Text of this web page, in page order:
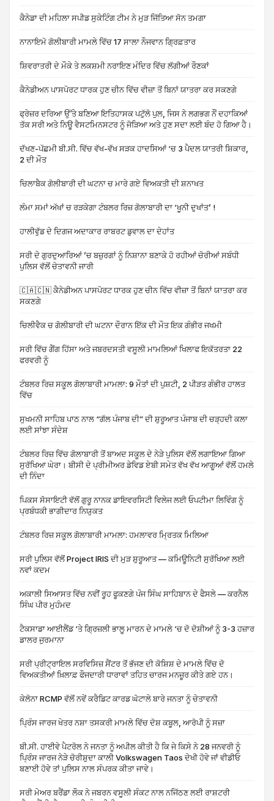
ਕੈਨੇਡਾ ਦੀ ਮਹਿਲਾ ਸਪੀਡ ਸੁਕੇਟਿੰਗ ਟੀਮ ਨੇ ਮੁੜ ਜਿੱਤਿਆ ਸੋਨ ਤਮਗਾ
ਨਾਨਾਇਮੋ ਗੋਲੀਬਾਰੀ ਮਾਮਲੇ ਵਿੱਚ 17 ਸਾਲਾ ਨੌਜਵਾਨ ਗ੍ਰਿਫ਼ਤਾਰ
ਸ਼ਿਵਰਾਤਰੀ ਦੇ ਮੌਕੇ ਤੇ ਲਕਸ਼ਮੀ ਨਰਾਇਣ ਮੰਦਿਰ ਵਿੱਚ ਲੱਗੀਆਂ ਰੌਣਕਾਂ
ਕੈਨੇਡੀਅਨ ਪਾਸਪੋਰਟ ਧਾਰਕ ਹੁਣ ਚੀਨ ਵਿੱਚ ਵੀਜ਼ਾ ਤੋਂ ਬਿਨਾਂ ਯਾਤਰਾ ਕਰ ਸਕਣਗੇ
ਫ੍ਰੇਜ਼ਰ ਦਰਿਆ ਉੱਤੇ ਬਣਿਆ ਇਤਿਹਾਸਕ ਪਟੁੱਲੋ ਪੁਲ, ਜਿਸ ਨੇ ਲਗਭਗ ਨੌਂ ਦਹਾਕਿਆਂ
ਤੱਕ ਸਰੀ ਅਤੇ ਨਿਊ ਵੈਸਟਮਿਨਸਟਰ ਨੂੰ ਜੋੜਿਆ ਅਤੇ ਹੁਣ ਸਦਾ ਲਈ ਬੰਦ ਹੋ ਗਿਆ ਹੈ।
ਦੱਖਣ-ਪੱਛਮੀ ਬੀ.ਸੀ. ਵਿੱਚ ਵੱਖ-ਵੱਖ ਸੜਕ ਹਾਦਸਿਆਂ ‘ਚ 3 ਪੈਦਲ ਯਾਤਰੀ ਸ਼ਿਕਾਰ,
2 ਦੀ ਮੌਤ
ਚਿਲਾਬੈਕ ਗੋਲੀਬਾਰੀ ਦੀ ਘਟਨਾ ਚ ਮਾਰੇ ਗਏ ਵਿਅਕਤੀ ਦੀ ਸ਼ਨਾਖਤ
ਲੰਮਾ ਸਮਾਂ ਅੱਖਾਂ ਚ ਰੜਕੇਗਾ ਟੰਬਲਰ ਰਿਜ਼ ਗੋਲਾਬਾਰੀ ਦਾ ‘ਖੂਨੀ ਦੁਖਾਂਤ’ !
ਹਾਲੀਵੁੱਡ ਦੇ ਦਿਗਜ ਅਦਾਕਾਰ ਰਾਬਰਟ ਡੁਵਾਲ ਦਾ ਦੇਹਾਂਤ
ਸਰੀ ਦੇ ਗੁਰਦੁਆਰਿਆਂ ’ਚ ਬਜ਼ੁਰਗਾਂ ਨੂੰ ਨਿਸ਼ਾਨਾ ਬਣਾਕੇ ਹੋ ਰਹੀਆਂ ਚੋਰੀਆਂ ਸਬੰਧੀ
ਪੁਲਿਸ ਵੱਲੋਂ ਚੇਤਾਵਨੀ ਜਾਰੀ
🇨🇦🇨🇳 ਕੈਨੇਡੀਅਨ ਪਾਸਪੋਰਟ ਧਾਰਕ ਹੁਣ ਚੀਨ ਵਿੱਚ ਵੀਜ਼ਾ ਤੋਂ ਬਿਨਾਂ ਯਾਤਰਾ ਕਰ
ਸਕਣਗੇ
ਚਿਲੀਵੈਕ ਚ ਗੋਲੀਬਾਰੀ ਦੀ ਘਟਨਾ ਦੌਰਾਨ ਇੱਕ ਦੀ ਮੌਤ ਇਕ ਗੰਭੀਰ ਜਖਮੀ
ਸਰੀ ਵਿੱਚ ਗੈਂਗ ਹਿੱਸਾ ਅਤੇ ਜਬਰਦਸਤੀ ਵਸੂਲੀ ਮਾਮਲਿਆਂ ਖਿਲਾਫ ਇਕੱਤਰਤਾ 22
ਫਰਵਰੀ ਨੂੰ
ਟੰਬਲਰ ਰਿਜ਼ ਸਕੂਲ ਗੋਲਾਬਾਰੀ ਮਾਮਲਾ: 9 ਮੌਤਾਂ ਦੀ ਪੁਸ਼ਟੀ, 2 ਪੀੜਤ ਗੰਭੀਰ ਹਾਲਤ
ਵਿੱਚ
ਸੁਖਮਨੀ ਸਾਹਿਬ ਪਾਠ ਨਾਲ “ਗੱਲ ਪੰਜਾਬ ਦੀ” ਦੀ ਸ਼ੁਰੂਆਤ ਪੰਜਾਬ ਦੀ ਚੜ੍ਹਦੀ ਕਲਾ
ਲਈ ਸਾਂਝਾ ਸੰਦੇਸ਼
ਟੰਬਲਰ ਰਿਜ਼ ਵਿੱਚ ਗੋਲਾਬਾਰੀ ਤੋਂ ਬਾਅਦ ਸਕੂਲ ਦੇ ਨੇੜੇ ਪੁਲਿਸ ਵੱਲੋਂ ਲਗਾਇਆ ਗਿਆ
ਸੁਰੱਖਿਆ ਘੇਰਾ। ਬੀਸੀ ਦੇ ਪ੍ਰੀਮੀਅਰ ਡੇਵਿਡ ਏਬੀ ਸਮੇਤ ਵੱਖ ਵੱਖ ਆਗੂਆਂ ਵੱਲੋਂ ਹਮਲੇ
ਦੀ ਨਿੰਦਾ
ਪਿਕਸ ਸੋਸਾਇਟੀ ਵੱਲੋਂ ਗੁਰੂ ਨਾਨਕ ਡਾਇਵਰਸਿਟੀ ਵਿਲੇਜ ਲਈ ਓਪਟੀਮਾ ਲਿਵਿੰਗ ਨੂੰ
ਪ੍ਰਬੰਧਕੀ ਭਾਗੀਦਾਰ ਨਿਯੁਕਤ
ਟੰਬਲਰ ਰਿਜ਼ ਸਕੂਲ ਗੋਲਾਬਾਰੀ ਮਾਮਲਾ: ਹਮਲਾਵਰ ਮ੍ਰਿਤਕ ਮਿਲਿਆ
ਸਰੀ ਪੁਲਿਸ ਵੱਲੋਂ Project IRIS ਦੀ ਮੁੜ ਸ਼ੁਰੂਆਤ — ਕਮਿਊਨਿਟੀ ਸੁਰੱਖਿਆ ਲਈ
ਨਵਾਂ ਕਦਮ
ਅਕਾਲੀ ਸਿਆਸਤ ਵਿੱਚ ਨਵੀਂ ਰੂਹ ਫੂਕਣਗੇ ਪੰਜ ਸਿੰਘ ਸਾਹਿਬਾਨ ਦੇ ਫੈਸਲੇ — ਕਰਨੈਲ
ਸਿੰਘ ਪੀਰ ਮੁਹੰਮਦ
ਟੈਕਸਾਡਾ ਆਈਲੈਂਡ ‘ਤੇ ਗ੍ਰਿਜ਼ਲੀ ਭਾਲੂ ਮਾਰਨ ਦੇ ਮਾਮਲੇ ‘ਚ ਦੋ ਦੋਸ਼ੀਆਂ ਨੂੰ 3-3 ਹਜ਼ਾਰ
ਡਾਲਰ ਜੁਰਮਾਨਾ
ਸਰੀ ਪ੍ਰੀਟ੍ਰਾਇਲ ਸਰਵਿਸਿਜ਼ ਸੈਂਟਰ ਤੋਂ ਭੱਜਣ ਦੀ ਕੋਸ਼ਿਸ਼ ਦੇ ਮਾਮਲੇ ਵਿੱਚ ਦੋ
ਵਿਅਕਤੀਆਂ ਖ਼ਿਲਾਫ਼ ਫੌਜਦਾਰੀ ਧਾਰਾਵਾਂ ਤਹਿਤ ਚਾਰਜ ਮਨਜ਼ੂਰ ਕੀਤੇ ਗਏ ਹਨ।
ਕੇਲੋਨਾ RCMP ਵੱਲੋਂ ਨਵੇਂ ਕਰੈਡਿਟ ਕਾਰਡ ਘੋਟਾਲੇ ਬਾਰੇ ਜਨਤਾ ਨੂੰ ਚੇਤਾਵਨੀ
ਪ੍ਰਿੰਸ ਜਾਰਜ ਖੇਤਰ ਨਸ਼ਾ ਤਸਕਰੀ ਮਾਮਲੇ ਵਿੱਚ ਦੋਸ਼ ਕਬੂਲ, ਆਰੋਪੀ ਨੂੰ ਸਜ਼ਾ
ਬੀ.ਸੀ. ਹਾਈਵੇ ਪੈਟਰੋਲ ਨੇ ਜਨਤਾ ਨੂੰ ਅਪੀਲ ਕੀਤੀ ਹੈ ਕਿ ਜੇ ਕਿਸੇ ਨੇ 28 ਜਨਵਰੀ ਨੂੰ
ਪ੍ਰਿੰਸ ਜਾਰਜ ਨੇੜੇ ਚੋਰੀਸ਼ੁਦਾ ਕਾਲੀ Volkswagen Taos ਦੇਖੀ ਹੋਵੇ ਜਾਂ ਵੀਡੀਓ
ਬਣਾਈ ਹੋਵੇ ਤਾਂ ਪੁਲਿਸ ਨਾਲ ਸੰਪਰਕ ਕੀਤਾ ਜਾਵੇ।
ਸਰੀ ਮੇਅਰ ਬਰੈਂਡਾ ਲੌਕ ਨੇ ਜਬਰਨ ਵਸੂਲੀ ਸੰਕਟ ਨਾਲ ਨਜਿੱਠਣ ਲਈ ਰਾਸ਼ਟਰੀ